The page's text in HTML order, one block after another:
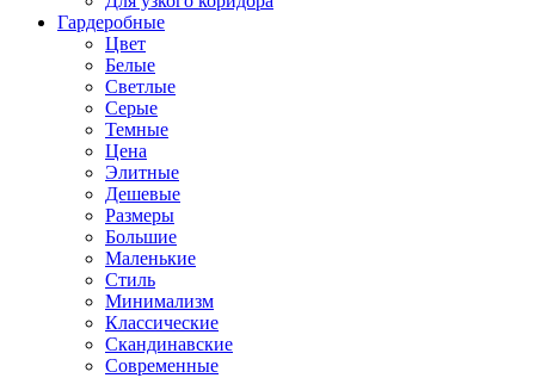
Гардеробные
Цвет
Белые
Светлые
Серые
Темные
Цена
Элитные
Дешевые
Размеры
Большие
Маленькие
Стиль
Минимализм
Классические
Скандинавские
Современные